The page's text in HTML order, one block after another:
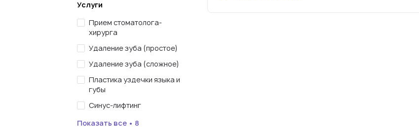
Услуги
Прием стоматолога-
хирурга
Удаление зуба (простое)
Удаление зуба (сложное)
Пластика уздечки языка и
губы
Синус-лифтинг
Показать все • 8